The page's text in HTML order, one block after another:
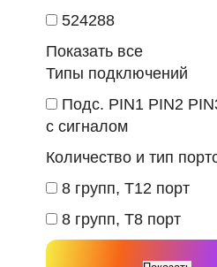
524288
Показать все
Типы подключений
Подс. PIN1 PIN2
с сигналом
Количество и тип
8 групп, T12 порт
8 групп, Т8 порт